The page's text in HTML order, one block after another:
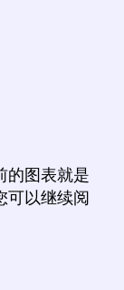
的图表就是
可以继续阅